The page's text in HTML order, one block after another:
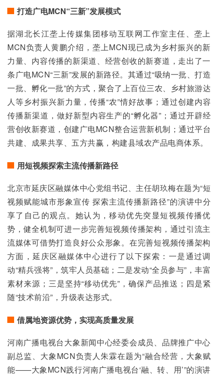
打造广电MCN“三新”发展模式
据湖北长江垄上传媒集团移动互联网工作室主任、垄上
MCN负责人黄鹏介绍，垄上MCN现已成为乡村振兴的新
力量、内容传播的新渠道、经营创收的新赛道，走出了一
条广电MCN“三新”发展的新路径。其通过“吸纳一批、打造
一批、孵化一批”的方式，聚合了上百位三农、乡村旅游达
人等乡村振兴新力量，传播“农”情好故事；通过创建内容
传播新渠道，做好新型内容生产的“孵化器”；通过开辟经
营创收新赛道，创建广电MCN整合运营新机制；通过平台
共建、成果共享、五方共赢，构建县域农产品电商体系。
用短视频探索主流传播新路径
北京市延庆区融媒体中心党组书记、主任胡玖梅在题为“短
视频赋能城市形象宣传 探索主流传播新路径”的演讲中分
享了自己的观点。她认为，移动优先突显短视频传播优
势，健全机制可进一步完善短视频传播架构，通过引流主
流媒体可借势打造良好公众形象。在完善短视频传播架构
方面，延庆区融媒体中心进行了以下探索：一是通过调
动“精兵强将”，筑牢人员基础；二是发动“全员参与”，丰富
素材来源；三是坚持“移动优先”，确保产品推送；四是紧
随“技术前沿”，升级表达形式。
借属地资源优势，实现高质量发展
河南广播电视台大象新闻中心经委会成员、品牌推广中心
副总监、大象MCN负责人朱霖在题为“融合经营，大象赋
能——大象MCN践行河南广播电视台‘融、转、用’”的演讲